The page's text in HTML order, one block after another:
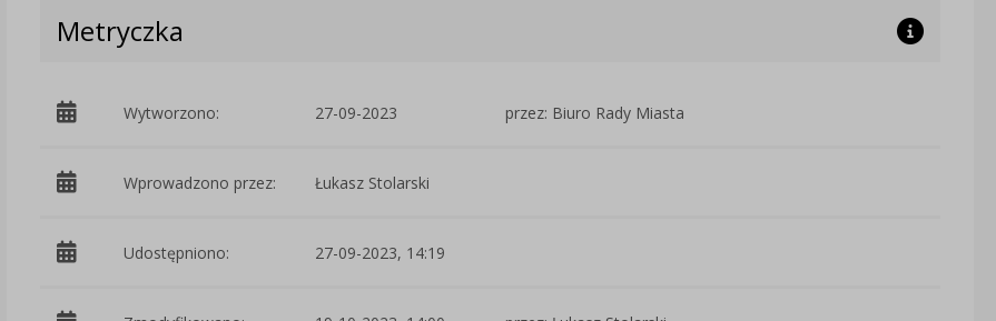
Metryczka
Wytworzono: 27-09-2023 przez: Biuro Rady Miasta
Wprowadzono przez: Łukasz Stolarski
Udostępniono: 27-09-2023, 14:19